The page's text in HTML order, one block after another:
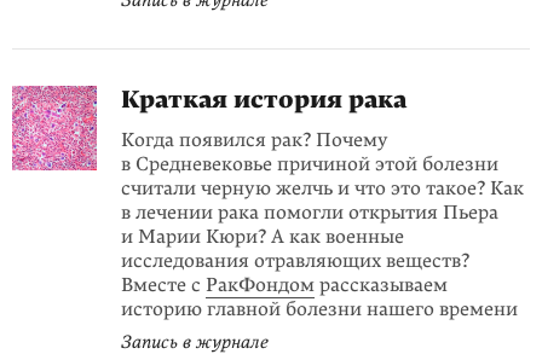
Краткая история рака
Когда появился рак? Почему
в Средневековье причиной этой болезни
считали черную желчь и что это такое? Как
в лечении рака помогли открытия Пьера
и Марии Кюри? А как военные
исследования отравляющих веществ?
Вместе с РакФондом рассказываем
историю главной болезни нашего времени
Запись в журнале